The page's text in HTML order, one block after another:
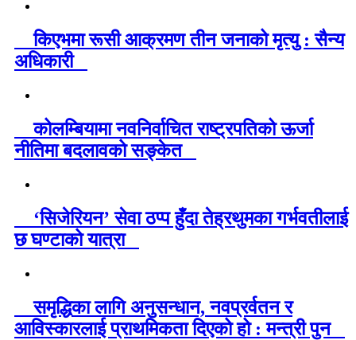
किएभमा रूसी आक्रमण तीन जनाको मृत्यु : सैन्य
अधिकारी
कोलम्बियामा नवनिर्वाचित राष्ट्रपतिको ऊर्जा
नीतिमा बदलावको सङ्केत
‘सिजेरियन’ सेवा ठप्प हुँदा तेह्रथुमका गर्भवतीलाई
छ घण्टाको यात्रा
समृद्धिका लागि अनुसन्धान, नवप्रर्वतन र
आविस्कारलाई प्राथमिकता दिएको हो : मन्त्री पुन